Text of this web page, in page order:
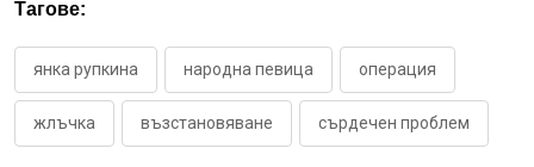
Тагове:
янка рупкина народна певица операция
жлъчка възстановяване сърдечен проблем